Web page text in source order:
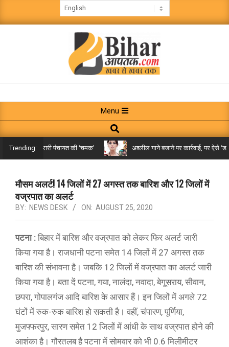
to
BIHAR
AAPTAK
Navigation
Menu
Menu
Search
Trending:
तक पहुंची गरारी पंचायत की ‘चमक’ अश्लील गाने बजाने पर कार्रवाई, पर ऐसे ‘डबल
मौसम अलर्ट! 14 जिलों में 27 अगस्त तक बारिश और 12 जिलों में
वज्रपात का अलर्ट
BY: NEWS DESK ON: AUGUST 25, 2020
पटना : बिहार में बारिश और वज्रपात को लेकर फिर अलर्ट जारी
किया गया है। राजधानी पटना समेत 14 जिलों में 27 अगस्त तक
बारिश की संभावना है। जबकि 12 जिलों में वज्रपात का अलर्ट जारी
किया गया है। बता दें पटना, गया, नालंदा, नवादा, बेगूसराय, सीवान,
छपरा, गोपालगंज आदि बारिश के आसार हैं। इन जिलों में अगले 72
घंटों में रुक-रुक बारिश हो सकती है। वहीं, चंपारण, पूर्णिया,
मुजफ्फरपुर, सारण समेत 12 जिलों में आंधी के साथ वज्रपात होने की
आशंका है। गौरतलब है पटना में सोमवार को भी 0.6 मिलीमीटर